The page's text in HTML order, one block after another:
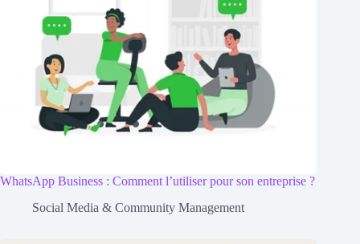
WhatsApp Business : Comment l’utiliser pour son entreprise ?
Social Media & Community Management